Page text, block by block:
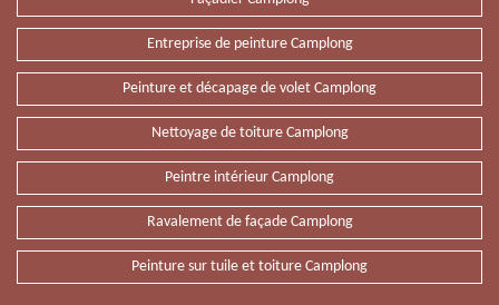
Entreprise de peinture Camplong
Peinture et décapage de volet Camplong
Nettoyage de toiture Camplong
Peintre intérieur Camplong
Ravalement de façade Camplong
Peinture sur tuile et toiture Camplong